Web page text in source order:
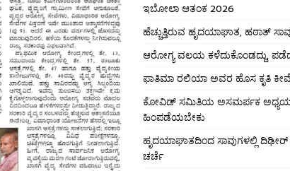
ಇಬೋಲಾ ಆತಂಕ 2026
ಹೆಚ್ಚುತ್ತಿರುವ ಹೃದಯಾಘಾತ, ಹಠಾತ್
ಆರೋಗ್ಯ ವಲಯ ಕಳೆದುಕೊಂಡದ್ದು,
ಫಾತಿಮಾ ರಲಿಯಾ ಅವರ ಹೊಸ ಕೃತಿ
ಕೋವಿಡ್ ಸಮಿತಿಯ ಅಸಮರ್ಪಕ
ಹಿಂಪಡೆಯಬೇಕು
ಹೃದಯಾಘಾತದಿಂದ ಸಾವುಗಳಲ್ಲಿ ದಿಢೀರ್
ಚರ್ಚೆ